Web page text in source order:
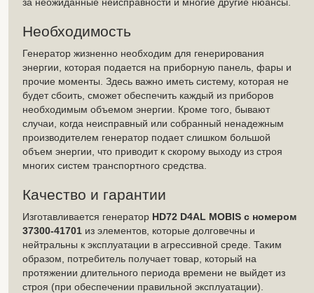
Необходимость
Генератор жизненно необходим для генерирования
энергии, которая подается на приборную панель, фары и
прочие моменты. Здесь важно иметь систему, которая не
будет сбоить, сможет обеспечить каждый из приборов
необходимым объемом энергии. Кроме того, бывают
случаи, когда неисправный или собранный ненадежным
производителем генератор подает слишком большой
объем энергии, что приводит к скорому выходу из строя
многих систем транспортного средства.
Качество и гарантии
Изготавливается генератор HD72 D4AL MOBIS с номером
37300-41701 из элементов, которые долговечны и
нейтральны к эксплуатации в агрессивной среде. Таким
образом, потребитель получает товар, который на
протяжении длительного периода времени не выйдет из
строя (при обеспечении правильной эксплуатации).